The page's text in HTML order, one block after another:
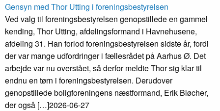
Gensyn med Thor Utting i foreningsbestyrelsen
Ved valg til foreningsbestyrelsen genopstillede en gammel
kending, Thor Utting, afdelingsformand i Havnehusene,
afdeling 31. Han forlod foreningsbestyrelsen sidste år, fordi
der var mange udfordringer i fællesrådet på Aarhus Ø. Det
arbejde var nu overstået, så derfor meldte Thor sig klar til
endnu en tørn i foreningsbestyrelsen. Derudover
genopstillede boligforeningens næstformand, Erik Bløcher,
der også […]2026-06-27